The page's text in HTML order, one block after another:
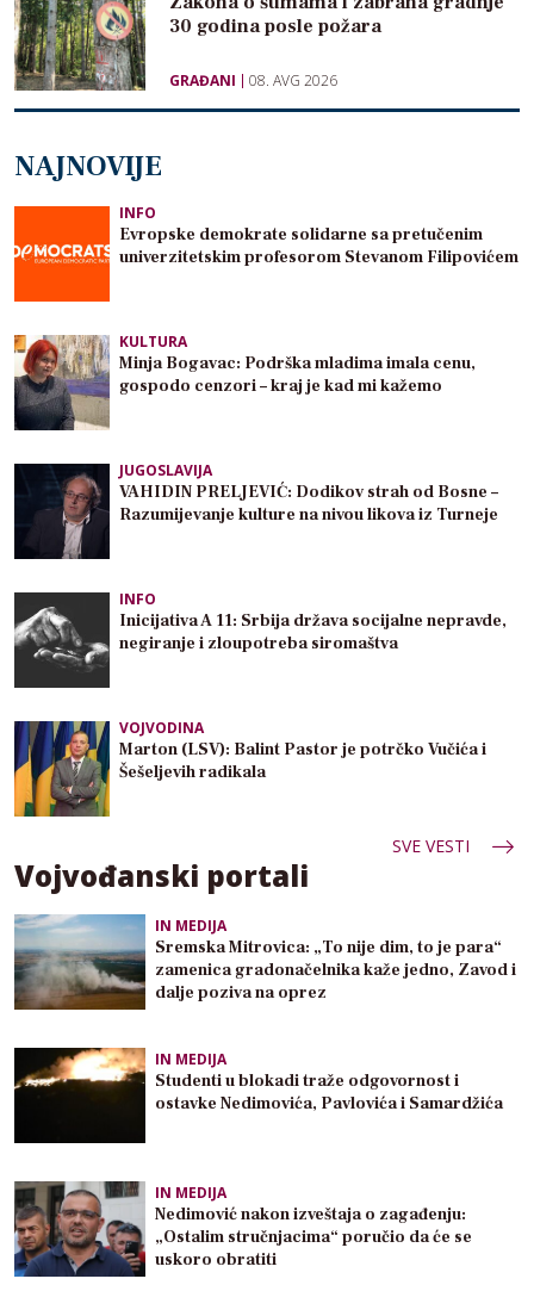
30 godina posle požara
GRAĐANI 08. AVG 2026
NAJNOVIJE
INFO
Evropske demokrate solidarne sa pretučenim
univerzitetskim profesorom Stevanom Filipovićem
KULTURA
Minja Bogavac: Podrška mladima imala cenu,
gospodo cenzori – kraj je kad mi kažemo
JUGOSLAVIJA
VAHIDIN PRELJEVIĆ: Dodikov strah od Bosne –
Razumijevanje kulture na nivou likova iz Turneje
INFO
Inicijativa A 11: Srbija država socijalne nepravde,
negiranje i zloupotreba siromaštva
VOJVODINA
Marton (LSV): Balint Pastor je potrčko Vučića i
Šešeljevih radikala
SVE VESTI
Vojvođanski portali
IN MEDIJA
Sremska Mitrovica: „To nije dim, to je para“
zamenica gradonačelnika kaže jedno, Zavod i
dalje poziva na oprez
IN MEDIJA
Studenti u blokadi traže odgovornost i
ostavke Nedimovića, Pavlovića i Samardžića
IN MEDIJA
Nedimović nakon izveštaja o zagađenju:
„Ostalim stručnjacima“ poručio da će se
uskoro obratiti